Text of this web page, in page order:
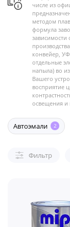
числе из
методом
формула
зависимости
конвейер,
отдельные
напыла) во
Вашего
восприятие
освещения и
Автоэмали 2
Фильтр